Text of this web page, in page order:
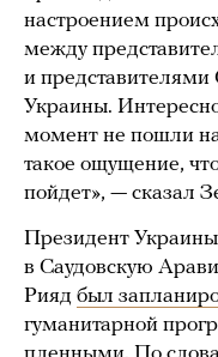
настроением
между
и
Украины.
момент не пошли на
такое ощущение,
пойдет», — сказал
Президент Украины
в Саудовскую
Рияд был
гуманитарной